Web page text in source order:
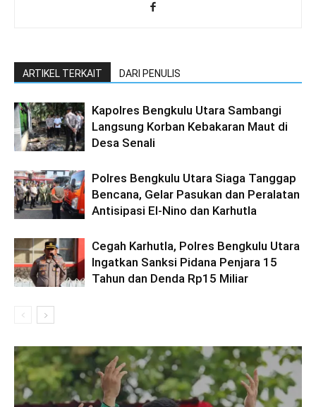
ARTIKEL TERKAIT DARI PENULIS
Kapolres Bengkulu Utara Sambangi
Langsung Korban Kebakaran Maut di
Desa Senali
Polres Bengkulu Utara Siaga Tanggap
Bencana, Gelar Pasukan dan Peralatan
Antisipasi El-Nino dan Karhutla
Cegah Karhutla, Polres Bengkulu Utara
Ingatkan Sanksi Pidana Penjara 15
Tahun dan Denda Rp15 Miliar